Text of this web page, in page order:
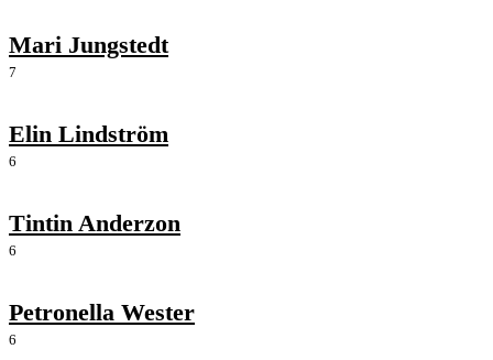
Mari Jungstedt
7
Elin Lindström
6
Tintin Anderzon
6
Petronella Wester
6